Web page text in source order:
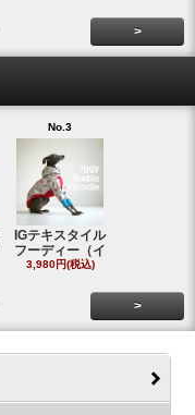
>
No.3
IGテキスタイル
フーディー（イ
3,980円(税込)
>